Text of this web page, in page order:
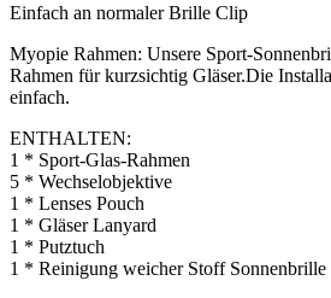
Einfach an normaler Brille Clip
Myopie Rahmen: Unsere Sport-
Rahmen für kurzsichtig Gläser.Die
einfach.
ENTHALTEN:
1 * Sport-Glas-Rahmen
5 * Wechselobjektive
1 * Lenses Pouch
1 * Gläser Lanyard
1 * Putztuch
1 * Reinigung weicher Stoff Sonnenbrille